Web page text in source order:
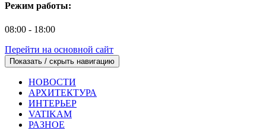
Режим работы:
08:00 - 18:00
Перейти на основной сайт
Показать / скрыть навигацию
НОВОСТИ
АРХИТЕКТУРА
ИНТЕРЬЕР
VATIKAM
РАЗНОЕ